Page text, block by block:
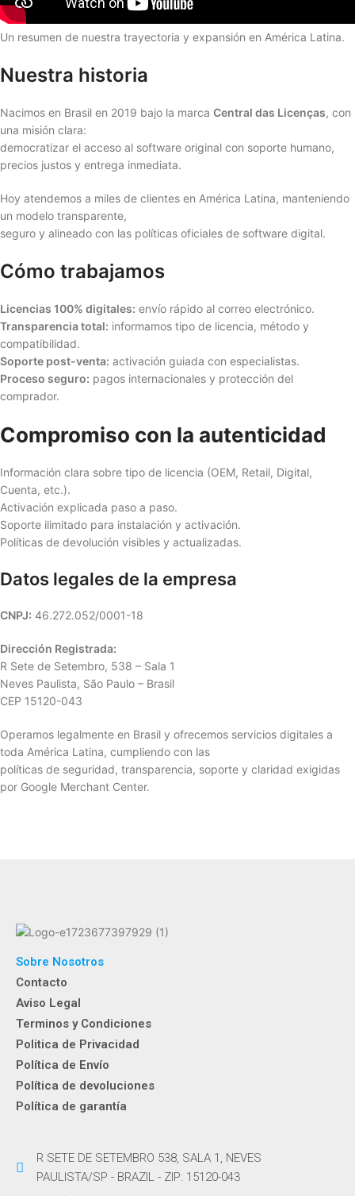
Un resumen de nuestra trayectoria y expansión en América Latina.
Nuestra historia
Nacimos en Brasil en 2019 bajo la marca Central das Licenças, con
una misión clara:
democratizar el acceso al software original con soporte humano,
precios justos y entrega inmediata.
Hoy atendemos a miles de clientes en América Latina, manteniendo
un modelo transparente,
seguro y alineado con las políticas oficiales de software digital.
Cómo trabajamos
Licencias 100% digitales: envío rápido al correo electrónico.
Transparencia total: informamos tipo de licencia, método y
compatibilidad.
Soporte post-venta: activación guiada con especialistas.
Proceso seguro: pagos internacionales y protección del
comprador.
Compromiso con la autenticidad
Información clara sobre tipo de licencia (OEM, Retail, Digital,
Cuenta, etc.).
Activación explicada paso a paso.
Soporte ilimitado para instalación y activación.
Políticas de devolución visibles y actualizadas.
Datos legales de la empresa
CNPJ: 46.272.052/0001-18
Dirección Registrada:
R Sete de Setembro, 538 – Sala 1
Neves Paulista, São Paulo – Brasil
CEP 15120-043
Operamos legalmente en Brasil y ofrecemos servicios digitales a
toda América Latina, cumpliendo con las
políticas de seguridad, transparencia, soporte y claridad exigidas
por Google Merchant Center.
Sobre Nosotros
Contacto
Aviso Legal
Terminos y Condiciones
Politica de Privacidad
Política de Envío
Política de devoluciones
Política de garantía
R SETE DE SETEMBRO 538, SALA 1, NEVES
PAULISTA/SP - BRAZIL - ZIP: 15120-043